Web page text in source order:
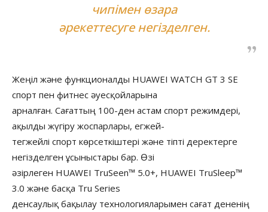
чипімен өзара
әрекеттесуге негізделген.
Жеңіл және функционалды HUAWEI WATCH GT 3 SE
спорт пен фитнес әуесқойларына
арналған. Сағаттың 100-ден астам спорт режимдері,
ақылды жүгіру жоспарлары, егжей-
тегжейлі спорт көрсеткіштері және тіпті деректерге
негізделген ұсыныстары бар. Өзі
әзірлеген HUAWEI TruSeen™ 5.0+, HUAWEI TruSleep™
3.0 және басқа Tru Series
денсаулық бақылау технологияларымен сағат дененің